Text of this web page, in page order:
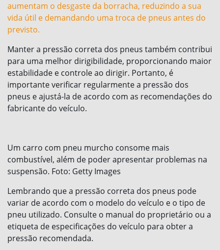
aumentam o desgaste da borracha, reduzindo a sua
vida útil e demandando uma troca de pneus antes do
previsto.
Manter a pressão correta dos pneus também contribui
para uma melhor dirigibilidade, proporcionando maior
estabilidade e controle ao dirigir. Portanto, é
importante verificar regularmente a pressão dos
pneus e ajustá-la de acordo com as recomendações do
fabricante do veículo.
Um carro com pneu murcho consome mais
combustível, além de poder apresentar problemas na
suspensão. Foto: Getty Images
Lembrando que a pressão correta dos pneus pode
variar de acordo com o modelo do veículo e o tipo de
pneu utilizado. Consulte o manual do proprietário ou a
etiqueta de especificações do veículo para obter a
pressão recomendada.